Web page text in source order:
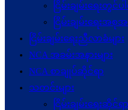
ငြိမ်းချမ်းရေးတွင်
ငြိမ်းချမ်းရေးအစု
ငြိမ်းချမ်းရေးညီလာခံများ
NCA အခမ်းအနားများ
NCA စာချုပ်ဆိုင်ရာ
သတင်းများ
ငြိမ်းချမ်းရေးဆိုင်